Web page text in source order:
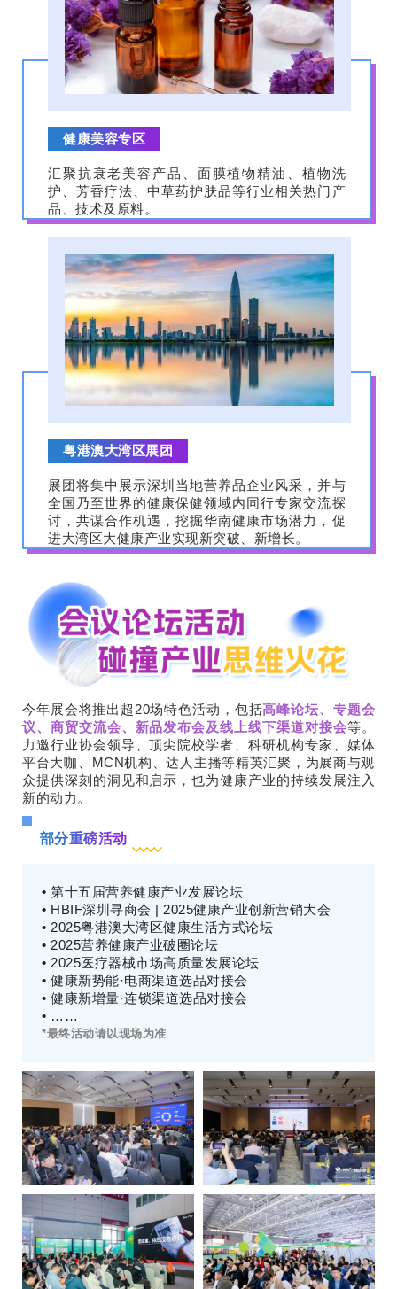
健康美容专区
汇聚抗衰老美容产品、面膜植物精油、植物洗
护、芳香疗法、中草药护肤品等行业相关热门产
品、技术及原料。
粤港澳大湾区展团
展团将集中展示深圳当地营养品企业风采，并与
全国乃至世界的健康保健领域内同行专家交流探
讨，共谋合作机遇，挖掘华南健康市场潜力，促
进大湾区大健康产业实现新突破、新增长。
今年展会将推出超20场特色活动，包括高峰论坛、专题会
议、商贸交流会、新品发布会及线上线下渠道对接会等。
力邀行业协会领导、顶尖院校学者、科研机构专家、媒体
平台大咖、MCN机构、达人主播等精英汇聚，为展商与观
众提供深刻的洞见和启示，也为健康产业的持续发展注入
新的动力。
部分重磅活动
• 第十五届营养健康产业发展论坛
• HBIF深圳寻商会 | 2025健康产业创新营销大会
• 2025粤港澳大湾区健康生活方式论坛
• 2025营养健康产业破圈论坛
• 2025医疗器械市场高质量发展论坛
• 健康新势能·电商渠道选品对接会
• 健康新增量·连锁渠道选品对接会
• ……
*最终活动请以现场为准